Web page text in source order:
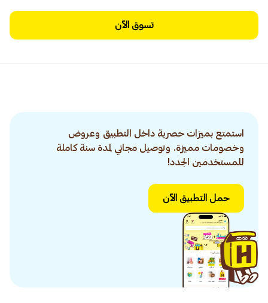
تسوق الآن
استمتع بميزات حصرية داخل التطبيق وعروض
وخصومات مميزة. وتوصيل مجاني لمدة سنة كاملة
للمستخدمين الجدد!
حمل التطبيق الآن